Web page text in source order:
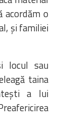
acordăm o
şi familiei
locul sau
taina
a lui